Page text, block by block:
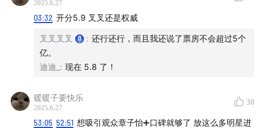
2025.6.27
03:32 开分5.9 叉叉还是权威
叉叉叉叉 : 还行还行，而且我还说了票房不会超过5个
亿。
迪迪_ : 现在 5.8 了！
暖暖子要快乐
2025.6.27
30
53:05 52:51 想吸引观众章子怡➕口碑就够了 放这么多明星进